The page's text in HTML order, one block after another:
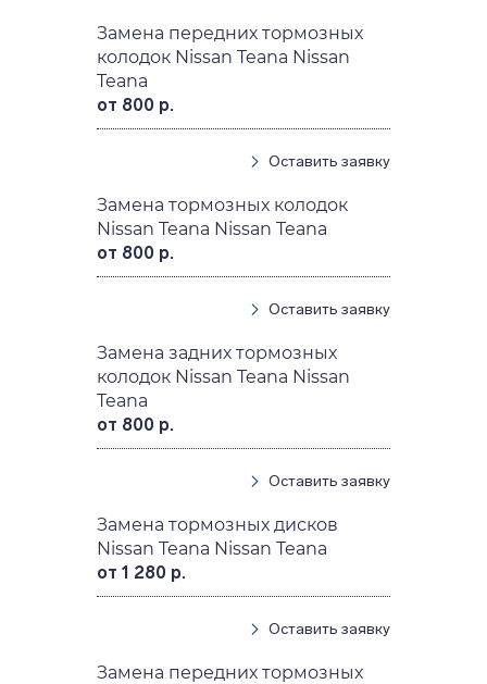
Замена передних тормозных
колодок Nissan Teana Nissan
Teana
от 800 р.
Оставить заявку
Замена тормозных колодок
Nissan Teana Nissan Teana
от 800 р.
Оставить заявку
Замена задних тормозных
колодок Nissan Teana Nissan
Teana
от 800 р.
Оставить заявку
Замена тормозных дисков
Nissan Teana Nissan Teana
от 1 280 р.
Оставить заявку
Замена передних тормозных